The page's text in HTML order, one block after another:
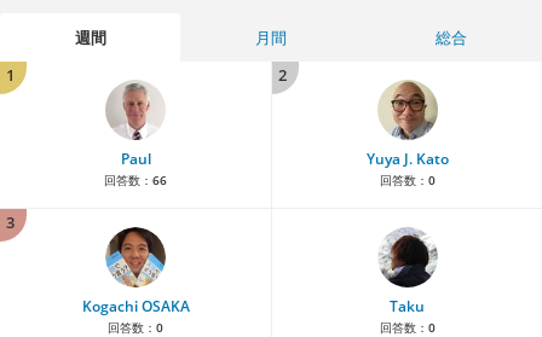
週間 月間
総合
1
Paul
回答数： 66
2
Yuya J. Kato
回答数： 0
3
Kogachi OSAKA
回答数： 0
Taku
回答数： 0